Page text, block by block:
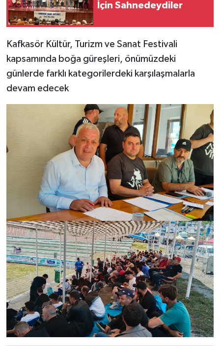
İçin Sahnedeydiler
Kafkasör Kültür, Turizm ve Sanat Festivali
kapsamında boğa güreşleri, önümüzdeki
günlerde farklı kategorilerdeki karşılaşmalarla
devam edecek